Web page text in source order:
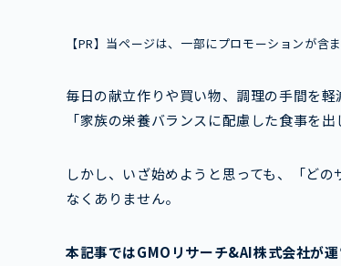
【PR】当ページは、一部にプロモーションが含ま
毎日の献立作りや買い物、調理の手間を
「家族の栄養バランスに配慮した食事を
しかし、いざ始めようと思っても、「ど
なくありません。
本記事ではGMOリサーチ&AI株式会社が